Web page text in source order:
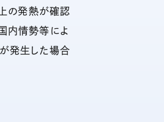
の発熱が確認
内情勢等によ
発生した場合